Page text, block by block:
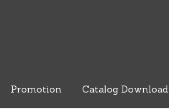
Promotion Catalog Download